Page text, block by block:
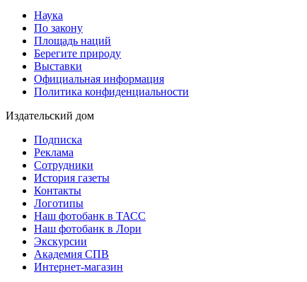
Наука
По закону
Площадь наций
Берегите природу
Выставки
Официальная информация
Политика конфиденциальности
Издательский дом
Подписка
Реклама
Сотрудники
История газеты
Контакты
Логотипы
Наш фотобанк в ТАСС
Наш фотобанк в Лори
Экскурсии
Академия СПВ
Интернет-магазин